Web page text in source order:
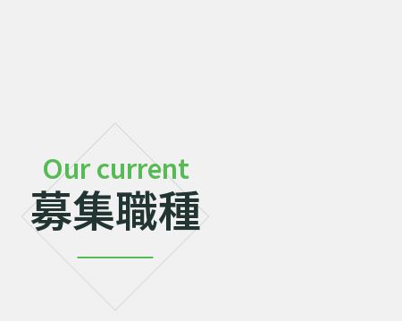
Our current
募集職種